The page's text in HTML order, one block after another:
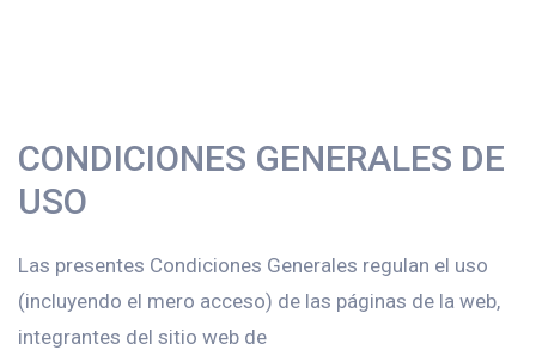
CONDICIONES GENERALES DE
USO
Las presentes Condiciones Generales regulan el uso
(incluyendo el mero acceso) de las páginas de la web,
integrantes del sitio web de